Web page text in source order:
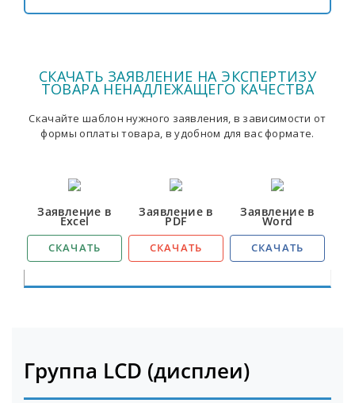
СКАЧАТЬ ЗАЯВЛЕНИЕ НА ЭКСПЕРТИЗУ
ТОВАРА НЕНАДЛЕЖАЩЕГО КАЧЕСТВА
Скачайте шаблон нужного заявления, в зависимости от
формы оплаты товара, в удобном для вас формате.
Заявление в
Excel
СКАЧАТЬ
Заявление в
PDF
СКАЧАТЬ
Заявление в
Word
СКАЧАТЬ
Группа LCD (дисплеи)